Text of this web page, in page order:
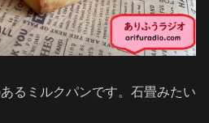
るミルクパンです。石畳みたい